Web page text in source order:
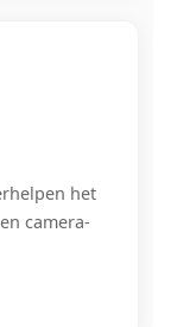
het
camera-